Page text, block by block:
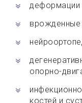
деформации
врожденные
опорно-
костей и